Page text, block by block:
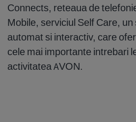
Connects, reteaua de
Mobile, serviciul Self Care,
automat si interactiv, care
cele mai importante intrebari
activitatea AVON.